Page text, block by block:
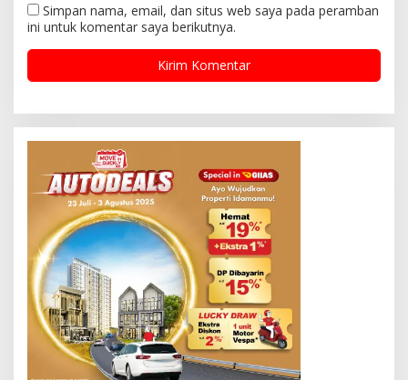
Simpan nama, email, dan situs web saya pada peramban
ini untuk komentar saya berikutnya.